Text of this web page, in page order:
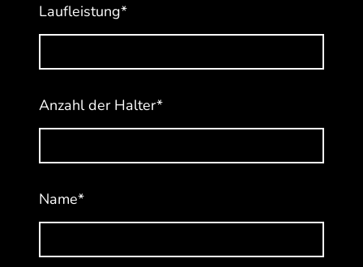
Laufleistung*
Anzahl der Halter*
Name*